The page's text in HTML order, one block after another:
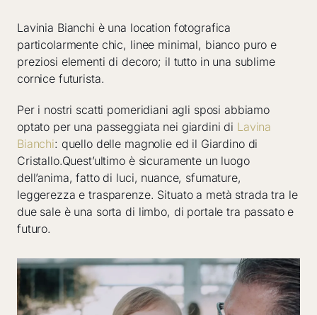
Lavinia Bianchi è una location fotografica
particolarmente chic, linee minimal, bianco puro e
preziosi elementi di decoro; il tutto in una sublime
cornice futurista.
Per i nostri scatti pomeridiani agli sposi abbiamo
optato per una passeggiata nei giardini di Lavina
Bianchi: quello delle magnolie ed il Giardino di
Cristallo.Quest’ultimo è sicuramente un luogo
dell’anima, fatto di luci, nuance, sfumature,
leggerezza e trasparenze. Situato a metà strada tra le
due sale è una sorta di limbo, di portale tra passato e
futuro.